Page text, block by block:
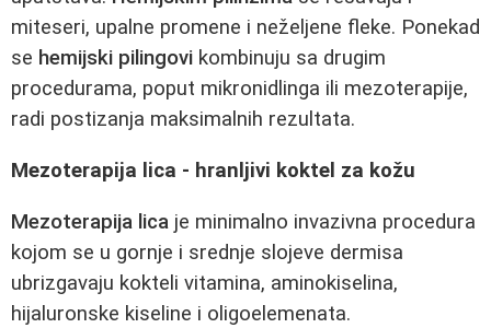
miteseri, upalne promene i neželjene fleke. Ponekad
se hemijski pilingovi kombinuju sa drugim
procedurama, poput mikronidlinga ili mezoterapije,
radi postizanja maksimalnih rezultata.
Mezoterapija lica - hranljivi koktel za kožu
Mezoterapija lica je minimalno invazivna procedura
kojom se u gornje i srednje slojeve dermisa
ubrizgavaju kokteli vitamina, aminokiselina,
hijaluronske kiseline i oligoelemenata.